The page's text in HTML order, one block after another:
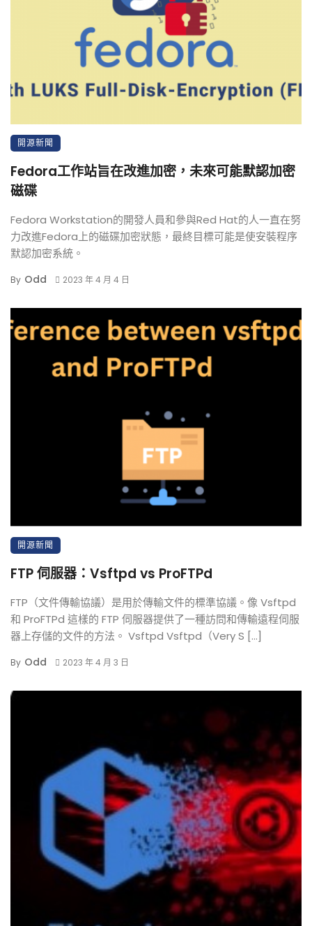
開源新聞
Fedora工作站旨在改進加密，未來可能默認加密
磁碟
Fedora Workstation的開發人員和參與Red Hat的人一直在努
力改進Fedora上的磁碟加密狀態，最終目標可能是使安裝程序
默認加密系統。
By Odd 2023 年 4 月 4 日
開源新聞
FTP 伺服器：Vsftpd vs ProFTPd
FTP（文件傳輸協議）是用於傳輸文件的標準協議。像 Vsftpd
和 ProFTPd 這樣的 FTP 伺服器提供了一種訪問和傳輸遠程伺服
器上存儲的文件的方法。 Vsftpd Vsftpd（Very S […]
By Odd 2023 年 4 月 3 日